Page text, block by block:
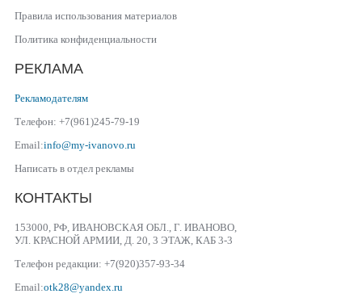
Правила использования материалов
Политика конфиденциальности
РЕКЛАМА
Рекламодателям
Телефон: +7(961)245-79-19
Email:info@my-ivanovo.ru
Написать в отдел рекламы
КОНТАКТЫ
153000, РФ, ИВАНОВСКАЯ ОБЛ., Г. ИВАНОВО,
УЛ. КРАСНОЙ АРМИИ, Д. 20, 3 ЭТАЖ, КАБ 3-3
Телефон редакции: +7(920)357-93-34
Email:otk28@yandex.ru